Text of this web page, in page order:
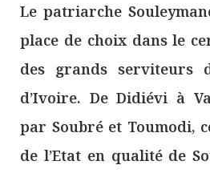
Le patriarche
place de choix dans le
des grands serviteurs
d’Ivoire. De Didiévi à
par Soubré et Toumodi,
de l’Etat en qualité de